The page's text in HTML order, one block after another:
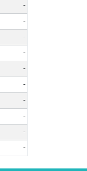
-
-
-
-
-
-
-
-
-
-